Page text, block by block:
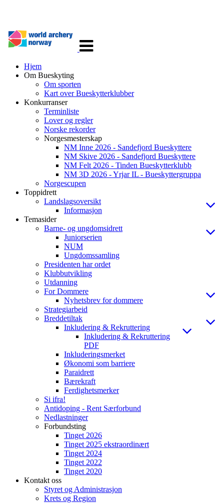
navigasjon
Hjem
Om Bueskyting
Om sporten
Kart over Bueskytterklubber
Konkurranser
Terminliste
Lover og regler
Norske rekorder
Norgesmesterskap
NM Inne 2026 - Sandefjord Bueskyttere
NM Skive 2026 - Sandefjord Bueskyttere
NM Felt 2026 - Tinden Bueskytterklubb
NM 3D 2026 - Yrjar IL - Bueskyttergruppa
Norgescupen
Toppidrett
Landslagsoversikt
Informasjon
Temasider
Barne- og ungdomsidrett
Juniorserien
NUM
Ungdomssamling
Presidenten har ordet
Klubbutvikling
Utdanning
For Dommere
Nyhetsbrev for dommere
Strategiarbeid
Breddetiltak
Inkludering & Rekruttering
Inkludering & Rekruttering
PDF
Inkluderingsmerket
Økonomi som barriere
Paraidrett
Bærekraft
Ferdighetsmerker
Si ifra!
Antidoping - Rent Særforbund
Nedlastninger
Forbundsting
Tinget 2026
Tinget 2025 ekstraordinært
Tinget 2024
Tinget 2022
Tinget 2020
Kontakt oss
Styret og Administrasjon
Krets og Region